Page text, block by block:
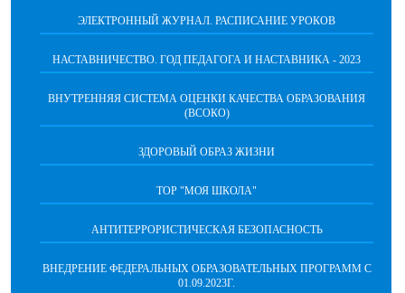
ЭЛЕКТРОННЫЙ ЖУРНАЛ. РАСПИСАНИЕ УРОКОВ
НАСТАВНИЧЕСТВО. ГОД ПЕДАГОГА И НАСТАВНИКА - 2023
ВНУТРЕННЯЯ СИСТЕМА ОЦЕНКИ КАЧЕСТВА ОБРАЗОВАНИЯ
(ВСОКО)
ЗДОРОВЫЙ ОБРАЗ ЖИЗНИ
ТОР "МОЯ ШКОЛА"
АНТИТЕРРОРИСТИЧЕСКАЯ БЕЗОПАСНОСТЬ
ВНЕДРЕНИЕ ФЕДЕРАЛЬНЫХ ОБРАЗОВАТЕЛЬНЫХ ПРОГРАММ С
01.09.2023Г.